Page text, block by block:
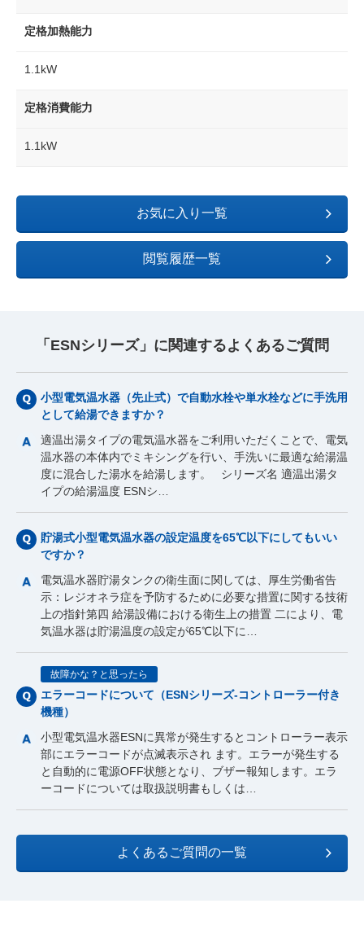
定格加熱能力
1.1kW
定格消費能力
1.1kW
お気に入り一覧
閲覧履歴一覧
「ESNシリーズ」に関連するよくあるご質問
小型電気温水器（先止式）で自動水栓や単水栓などに手洗用
として給湯できますか？
適温出湯タイプの電気温水器をご利用いただくことで、電気
温水器の本体内でミキシングを行い、手洗いに最適な給湯温
度に混合した湯水を給湯します。 シリーズ名 適温出湯タ
イプの給湯温度 ESNシ…
貯湯式小型電気温水器の設定温度を65℃以下にしてもいい
ですか？
電気温水器貯湯タンクの衛生面に関しては、厚生労働省告
示：レジオネラ症を予防するために必要な措置に関する技術
上の指針第四 給湯設備における衛生上の措置 二により、電
気温水器は貯湯温度の設定が65℃以下に…
故障かな？と思ったら
エラーコードについて（ESNシリーズ-コントローラー付き
機種）
小型電気温水器ESNに異常が発生するとコントローラー表示
部にエラーコードが点滅表示され ます。エラーが発生する
と自動的に電源OFF状態となり、ブザー報知します。エラ
ーコードについては取扱説明書もしくは…
よくあるご質問の一覧